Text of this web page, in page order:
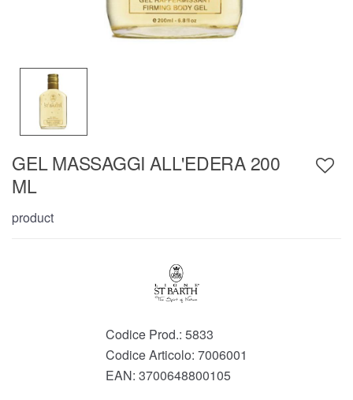
GEL MASSAGGI ALL'EDERA 200
ML
product
Codice Prod.: 5833
Codice Articolo: 7006001
EAN: 3700648800105